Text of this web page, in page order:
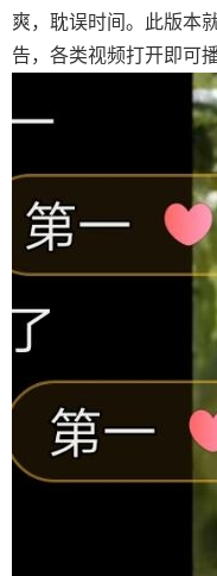
爽，耽误时间。此版本
告，各类视频打开即可